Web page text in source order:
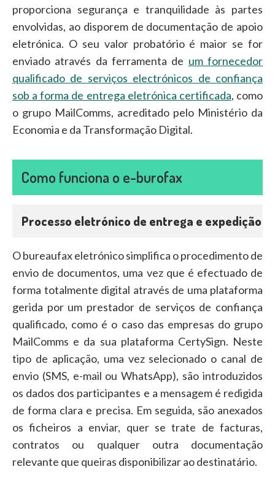
proporciona segurança e tranquilidade às partes
envolvidas, ao disporem de documentação de apoio
eletrónica. O seu valor probatório é maior se for
enviado através da ferramenta de um fornecedor
qualificado de serviços electrónicos de confiança
sob a forma de entrega eletrónica certificada, como
o grupo MailComms, acreditado pelo Ministério da
Economia e da Transformação Digital.
Como funciona o e-burofax
Processo eletrónico de entrega e expedição
O bureaufax eletrónico simplifica o procedimento de
envio de documentos, uma vez que é efectuado de
forma totalmente digital através de uma plataforma
gerida por um prestador de serviços de confiança
qualificado, como é o caso das empresas do grupo
MailComms e da sua plataforma CertySign. Neste
tipo de aplicação, uma vez selecionado o canal de
envio (SMS, e-mail ou WhatsApp), são introduzidos
os dados dos participantes e a mensagem é redigida
de forma clara e precisa. Em seguida, são anexados
os ficheiros a enviar, quer se trate de facturas,
contratos ou qualquer outra documentação
relevante que queiras disponibilizar ao destinatário.